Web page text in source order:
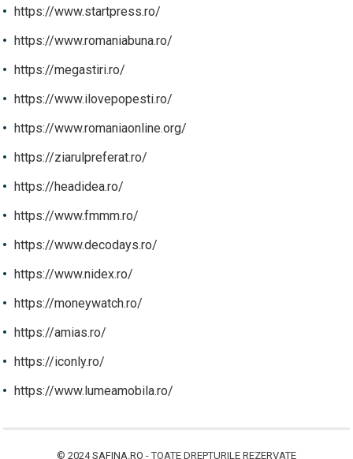
https://www.startpress.ro/
https://www.romaniabuna.ro/
https://megastiri.ro/
https://www.ilovepopesti.ro/
https://www.romaniaonline.org/
https://ziarulpreferat.ro/
https://headidea.ro/
https://www.fmmm.ro/
https://www.decodays.ro/
https://www.nidex.ro/
https://moneywatch.ro/
https://amias.ro/
https://iconly.ro/
https://www.lumeamobila.ro/
© 2024SAFINA.RO - TOATE DREPTURILE REZERVATE